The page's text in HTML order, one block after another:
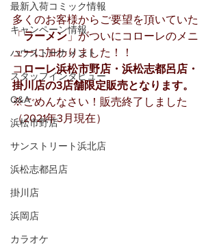
最新入荷コミック情報
キャンペーン情報
ハウストーナメント
スタッフインタビュー
Q&A
浜松市野店
サンストリート浜北店
浜松志都呂店
掛川店
浜岡店
カラオケ
多くのお客様からご要望を頂いていた
「 ラーメン」がついにコローレのメニ
ューに加わりました！！
コ ローレ浜松市野店・浜松志都呂店・
掛川店の3店舗限定販売となります。
※ごめんなさい！販売終了しました
（2021年3月現在）